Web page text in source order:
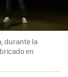
durante la
en